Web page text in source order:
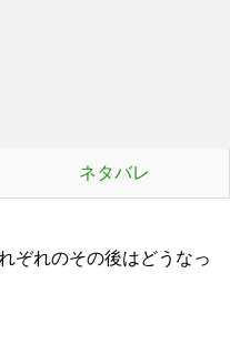
ネタバレ
ぞれのその後はどうなっ